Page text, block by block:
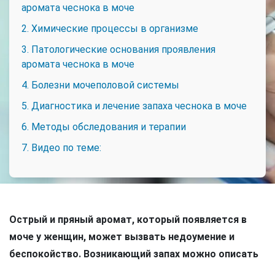
аромата чеснока в моче
2. Химические процессы в организме
3. Патологические основания проявления
аромата чеснока в моче
4. Болезни мочеполовой системы
5. Диагностика и лечение запаха чеснока в моче
6. Методы обследования и терапии
7. Видео по теме:
Острый и пряный аромат, который появляется в
моче у женщин, может вызвать недоумение и
беспокойство. Возникающий запах можно описать